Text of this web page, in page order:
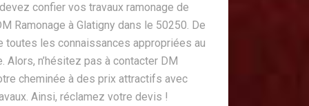
confier vos travaux ramonage de
Ramonage à Glatigny dans le 50250. De
toutes les connaissances appropriées au
Alors, n’hésitez pas à contacter DM
cheminée à des prix attractifs avec
Ainsi, réclamez votre devis !